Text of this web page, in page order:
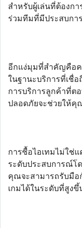
สำหรับผู้เล่นที่ต้องก
ร่วมทีมที่มีประสบกา
อีกแง่มุมที่สำคัญคือค
ในฐานะบริการที่เชื่
การบริการลูกค้าที่ต
ปลอดภัยจะช่วยให้คุ
การซื้อไอเทมไม่ใช่แ
ระดับประสบการณ์โ
คุณจะสามารถรับมื
เกมได้ในระดับที่สูงขึ้